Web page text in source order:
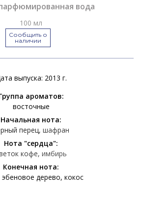
вода
100 мл
Сообщить о
наличии
выпуска: 2013 г.
ароматов:
восточные
Начальная нота:
перец шафран
Нота "сердца":
кофе имбирь
Конечная нота:
эбеновое дерево кокос